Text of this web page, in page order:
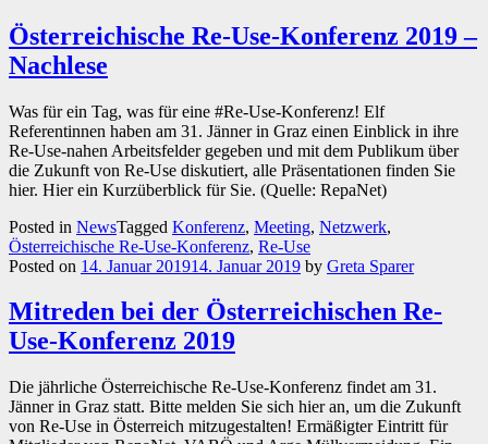
Österreichische Re-Use-Konferenz 2019 –
Nachlese
Was für ein Tag, was für eine #Re-Use-Konferenz! Elf
Referentinnen haben am 31. Jänner in Graz einen Einblick in ihre
Re-Use-nahen Arbeitsfelder gegeben und mit dem Publikum über
die Zukunft von Re-Use diskutiert, alle Präsentationen finden Sie
hier. Hier ein Kurzüberblick für Sie. (Quelle: RepaNet)
Posted in NewsTagged Konferenz, Meeting, Netzwerk,
Österreichische Re-Use-Konferenz, Re-Use
Posted on 14. Januar 201914. Januar 2019 by Greta Sparer
Mitreden bei der Österreichischen Re-
Use-Konferenz 2019
Die jährliche Österreichische Re-Use-Konferenz findet am 31.
Jänner in Graz statt. Bitte melden Sie sich hier an, um die Zukunft
von Re-Use in Österreich mitzugestalten! Ermäßigter Eintritt für